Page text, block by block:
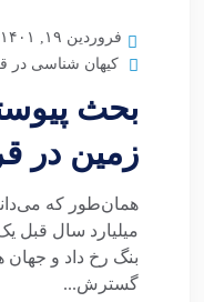
فروردین ۱۹, ۱۴۰۱
کیهان شناسی در
بحث
زمین در
میلیارد سال قبل
بنگ رخ داد و
گسترش...